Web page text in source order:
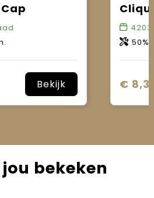
Bekijk
4203
50%
€
bekeken